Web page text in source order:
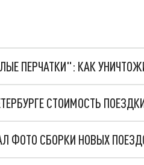
ПЕРЧАТКИ": КАК